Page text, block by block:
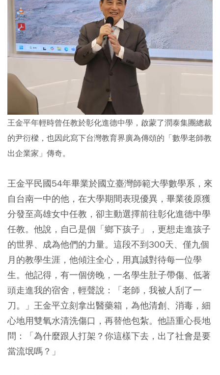
王金平年輕時曾任教於彰化進德中學，啟蒙了潤泰集團總裁
的尹衍樑，也因此寫下台灣教育界廣為傳頌的「數學老師教
出企業家」傳奇。
王金平民國54年畢業於國立臺灣師範大學數學系，來
自台南一中的他，在大學期間表現優異，畢業後原獲
分發至高雄女中任教，卻主動選擇前往彰化進德中學
任教。他說，自己是個「鄉下孩子」，更想走進孩子
的世界、成為他們的力量。這段不到300天、僅九個
月的教學生涯，他傾注全心，用真誠對待每一位學
生。他記得，有一個傍晚，一名學生肚子帶傷、低著
頭走進我的宿舍，輕聲說：「老師，我被人刮了一
刀。」王金平立刻拿出醫藥箱，為他清創、消毒，細
心地用雙氧水清洗傷口，再替他包紮。他語重心長地
問：「為什麼跟人打架？你這樣下去，出了社會是要
當流氓嗎？」